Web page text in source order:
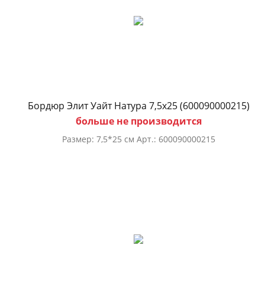
Бордюр Элит Уайт Натура 7,5х25 (600090000215)
больше не производится
Размер: 7,5*25 см Арт.: 600090000215